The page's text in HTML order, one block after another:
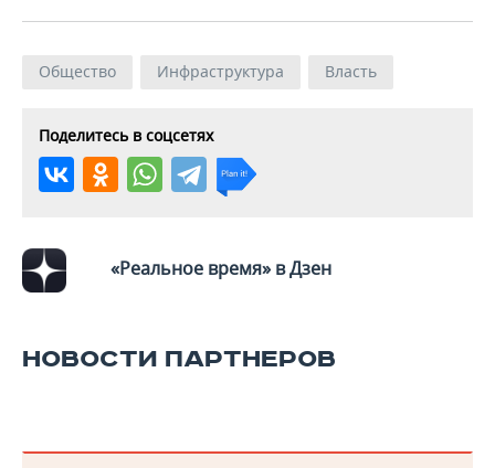
Общество Инфраструктура Власть
Поделитесь в соцсетях
«Реальное время» в Дзен
НОВОСТИ ПАРТНЕРОВ